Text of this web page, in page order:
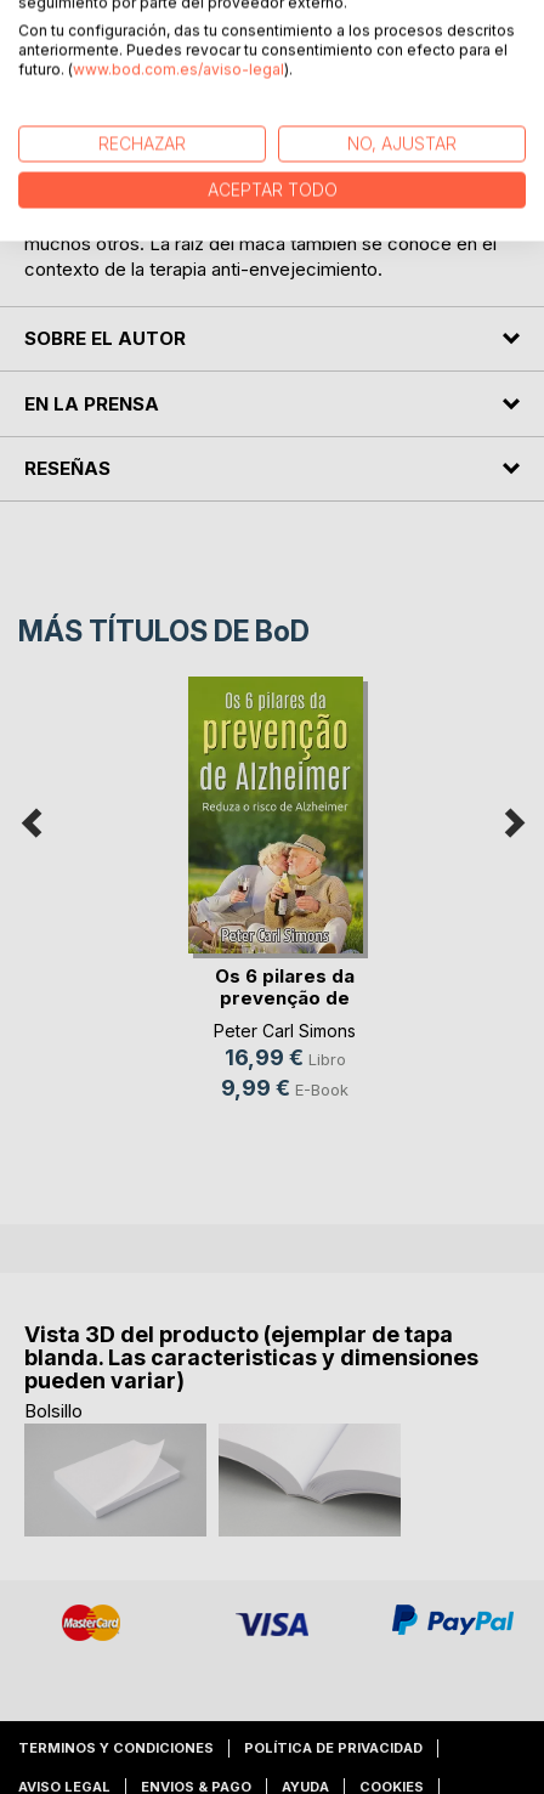
Los Incas ya habían utilizado la raíz de maca de las
altiplanicies andinas como alimento y como medicina.
Peter Carl Simons, un experto en salud, muestra cómo
El campo de aplicación incluye: terapia del cáncer,
disfunción eréctil, depresión, nacimiento prematuro y
muchos otros. La raíz del maca también se conoce en el
contexto de la terapia anti-envejecimiento.
SOBRE EL AUTOR
EN LA PRENSA
RESEÑAS
MÁS TÍTULOS DE BoD
Os 6 pilares da
prevenção de
Alzhe(...)
Peter Carl Simons
16,99 € Libro
9,99 € E-Book
Vista 3D del producto (ejemplar de tapa
blanda. Las caracteristicas y dimensiones
pueden variar)
Bolsillo
TERMINOS Y CONDICIONES POLÍTICA DE PRIVACIDAD
AVISO LEGAL ENVIOS & PAGO AYUDA COOKIES
Con tu configuración, das tu consentimiento a los procesos descritos
anteriormente. Puedes revocar tu consentimiento con efecto para el
futuro. (www.bod.com.es/aviso-legal).
RECHAZAR NO, AJUSTAR
ACEPTAR TODO